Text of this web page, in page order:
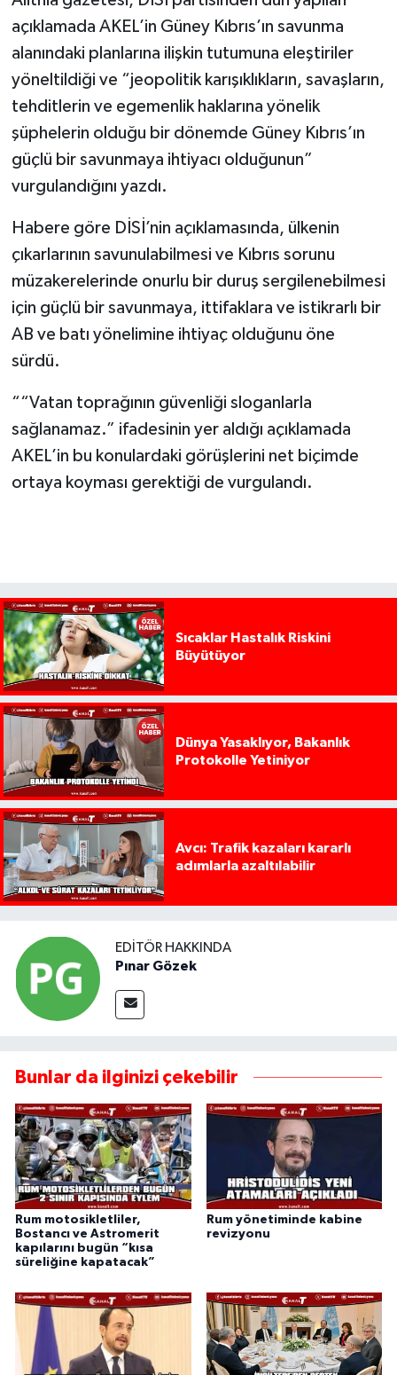
açıklamada AKEL’in Güney Kıbrıs’ın savunma
alanındaki planlarına ilişkin tutumuna eleştiriler
yöneltildiği ve “jeopolitik karışıklıkların, savaşların,
tehditlerin ve egemenlik haklarına yönelik
şüphelerin olduğu bir dönemde Güney Kıbrıs’ın
güçlü bir savunmaya ihtiyacı olduğunun”
vurgulandığını yazdı.
Habere göre DİSİ’nin açıklamasında, ülkenin
çıkarlarının savunulabilmesi ve Kıbrıs sorunu
müzakerelerinde onurlu bir duruş sergilenebilmesi
için güçlü bir savunmaya, ittifaklara ve istikrarlı bir
AB ve batı yönelimine ihtiyaç olduğunu öne
sürdü.
““Vatan toprağının güvenliği sloganlarla
sağlanamaz.” ifadesinin yer aldığı açıklamada
AKEL’in bu konulardaki görüşlerini net biçimde
ortaya koyması gerektiği de vurgulandı.
Sıcaklar Hastalık Riskini
Büyütüyor
Dünya Yasaklıyor, Bakanlık
Protokolle Yetiniyor
Avcı: Trafik kazaları kararlı
adımlarla azaltılabilir
EDITÖR HAKKINDA
Pınar Gözek
Bunlar da ilginizi çekebilir
Rum motosikletliler,
Bostancı ve Astromerit
kapılarını bugün “kısa
süreliğine kapatacak”
Rum yönetiminde kabine
revizyonu